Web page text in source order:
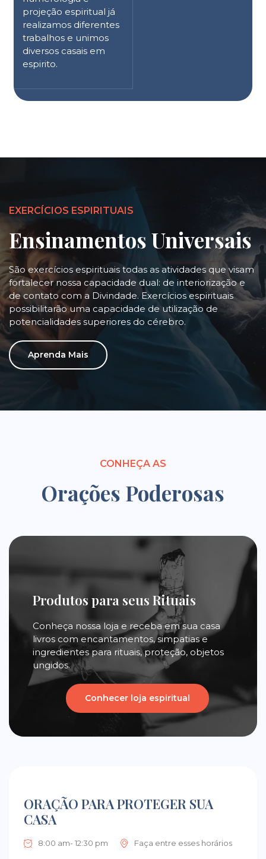
projeção espiritual já
realizamos diferentes
trabalhos e unimos
diversos casais em
espirito.
EXERCÍCIOS ESPIRITUAIS
Ensinamentos Universais
São exercícios espirituais todas as atividades que visam
fortalecer nossa capacidade dual: de interiorização e
de contato com a Divindade. Exercícios espirituais
possibilitarão uma capacidade de utilização de
potencialidades superiores do cérebro.
Aprenda Mais
CONHEÇA AS
Orações Poderosas
Produtos para seus Rituais
Conheça nossa loja e receba em sua casa
livros com encantamentos, simpatias e
ingredientes para rituais, proteção, objetos
ungidos.
Conhecer loja espiritual
ORAÇÃO PARA PROTEGER SUA
CASA
8:00 am- 12:30 pm Faça entre esses horários